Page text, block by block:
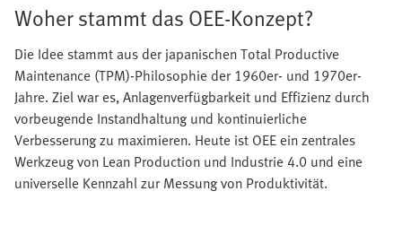
Woher stammt das OEE-Konzept?
Die Idee stammt aus der japanischen Total Productive
Maintenance (TPM)-Philosophie der 1960er- und 1970er-
Jahre. Ziel war es, Anlagenverfügbarkeit und Effizienz durch
vorbeugende Instandhaltung und kontinuierliche
Verbesserung zu maximieren. Heute ist OEE ein zentrales
Werkzeug von Lean Production und Industrie 4.0 und eine
universelle Kennzahl zur Messung von Produktivität.